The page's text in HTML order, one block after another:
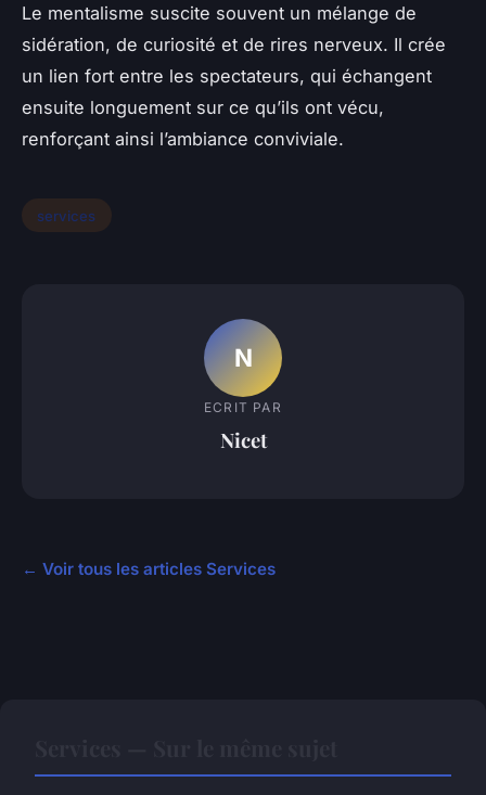
Le mentalisme suscite souvent un mélange de
sidération, de curiosité et de rires nerveux. Il crée
un lien fort entre les spectateurs, qui échangent
ensuite longuement sur ce qu’ils ont vécu,
renforçant ainsi l’ambiance conviviale.
services
N
ECRIT PAR
Nicet
← Voir tous les articles Services